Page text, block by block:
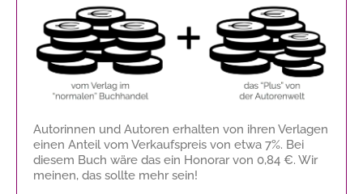
Autorinnen und Autoren erhalten von ihren Verlagen
einen Anteil vom Verkaufspreis von etwa 7%. Bei
diesem Buch wäre das ein Honorar von 0,84 €. Wir
meinen, das sollte mehr sein!